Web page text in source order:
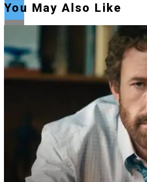
Flipboard
Reddit
Whatsapp
Whatsapp
You May Also Like